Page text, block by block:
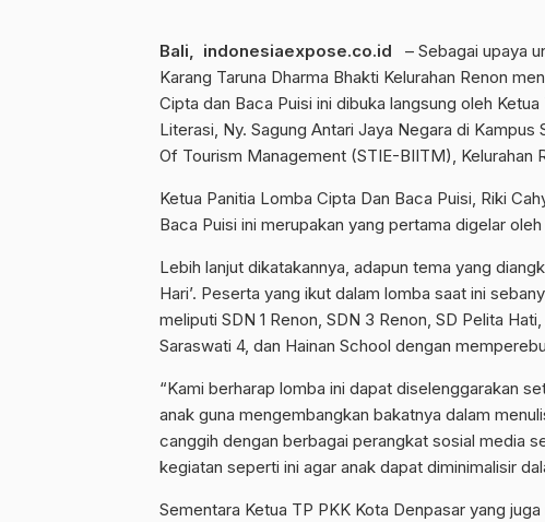
Bali, indonesiaexpose.co.id
– Sebagai upaya
Karang Taruna Dharma Bhakti Kelurahan Renon
Cipta dan Baca Puisi ini dibuka langsung oleh
Literasi, Ny. Sagung Antari Jaya Negara di
Of Tourism Management (STIE-BIITM), Kelurahan
Ketua Panitia Lomba Cipta Dan Baca Puisi, Riki
Baca Puisi ini merupakan yang pertama digelar
Lebih lanjut dikatakannya, adapun tema yang
Hari’. Peserta yang ikut dalam lomba saat ini
meliputi SDN 1 Renon, SDN 3 Renon, SD Pelita
Saraswati 4, dan Hainan School dengan
“Kami berharap lomba ini dapat diselenggarakan
anak guna mengembangkan bakatnya dalam
canggih dengan berbagai perangkat sosial media
kegiatan seperti ini agar anak dapat diminimalisir
Sementara Ketua TP PKK Kota Denpasar yang